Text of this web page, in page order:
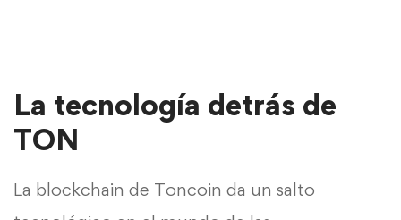
La tecnología detrás de
TON
La blockchain de Toncoin da un salto